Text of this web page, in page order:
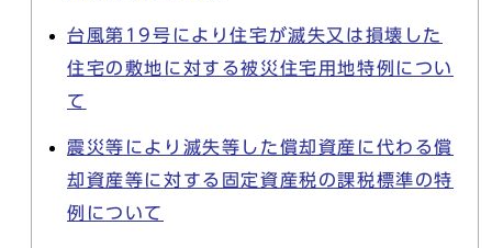
台風第19号により住宅が滅失又は損壊した
住宅の敷地に対する被災住宅用地特例につい
て
震災等により滅失等した償却資産に代わる償
却資産等に対する固定資産税の課税標準の特
例について